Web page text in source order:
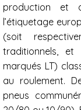
production et
l’étiquetage
(soit
traditionnels,
marqués LT)
au roulement.
pneus